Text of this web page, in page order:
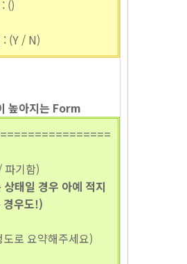
()
: (Y / N)
높아지는 Form
파기함)
태일 경우 아예 적지
경우도!)
로 요약해주세요)